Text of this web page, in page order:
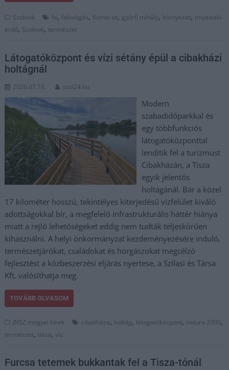
Szolnok fa, fakivágás, fiumei út, györfi mihály, környezet, miyawaki-
erdő, Szolnok, természet
Látogatóközpont és vízi sétány épül a cibakházi
holtágnál
2026.07.18. szol24.hu
Modern
szabadidőparkkal és
egy többfunkciós
látogatóközponttal
lendítik fel a turizmust
Cibakházán, a Tisza
egyik jelentős
holtágánál. Bár a közel
17 kilométer hosszú, tekintélyes kiterjedésű vízfelület kiváló
adottságokkal bír, a megfelelő infrastrukturális háttér hiánya
miatt a rejlő lehetőségeket eddig nem tudták teljeskörűen
kihasználni. A helyi önkormányzat kezdeményezésére induló,
természetjárókat, családokat és horgászokat megcélzó
fejlesztést a közbeszerzési eljárás nyertese, a Szilasi és Társa
Kft. valósíthatja meg.
TOVÁBB OLVASOM
JNSZ megyei hírek cibakháza, holtág, látogatóközpont, natura 2000,
természet, tisza,víz
Furcsa tetemek bukkantak fel a Tisza-tónál